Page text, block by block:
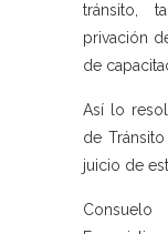
tránsito,
privación
de
Así lo
de
juicio de